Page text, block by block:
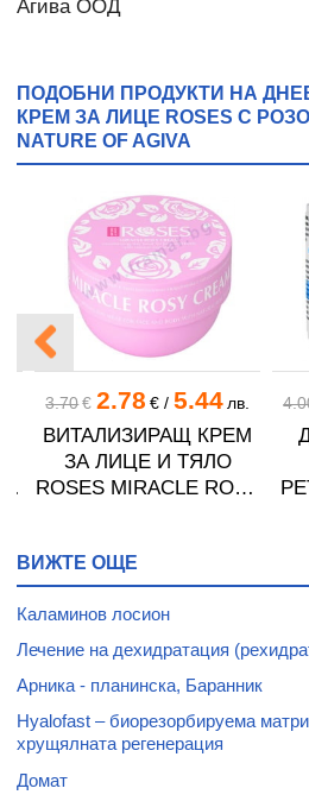
Агива ООД
ПОДОБНИ ПРОДУКТИ НА
КРЕМ ЗА ЛИЦЕ ROSES С
NATURE OF AGIVA
3.70€ 2.78 €/ 5.44 лв.
ВИТАЛИЗИРАЩ КРЕМ
ЗА ЛИЦЕ И ТЯЛО
ROSES MIRACLE ROSY
ВИЖТЕ ОЩЕ
Каламинов лосион
Лечение на дехидратация
Арника - планинска, Баранник
Hyalofast – биорезорбируема
хрущялната регенерация
Домат